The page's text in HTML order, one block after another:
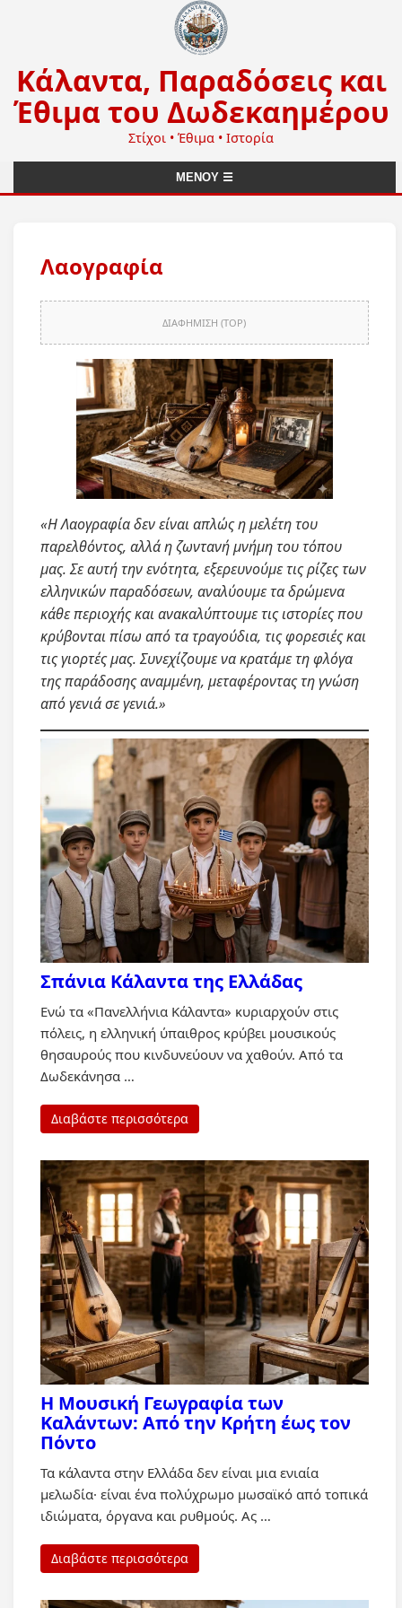
Κάλαντα, Παραδόσεις και
Έθιμα του Δωδεκαημέρου
Στίχοι • Έθιμα • Ιστορία
ΜΕΝΟΥ ☰
Λαογραφία
ΔΙΑΦΗΜΙΣΗ (TOP)
«Η Λαογραφία δεν είναι απλώς η μελέτη του
παρελθόντος, αλλά η ζωντανή μνήμη του τόπου
μας. Σε αυτή την ενότητα, εξερευνούμε τις ρίζες των
ελληνικών παραδόσεων, αναλύουμε τα δρώμενα
κάθε περιοχής και ανακαλύπτουμε τις ιστορίες που
κρύβονται πίσω από τα τραγούδια, τις φορεσιές και
τις γιορτές μας. Συνεχίζουμε να κρατάμε τη φλόγα
της παράδοσης αναμμένη, μεταφέροντας τη γνώση
από γενιά σε γενιά.»
Σπάνια Κάλαντα της Ελλάδας
Ενώ τα «Πανελλήνια Κάλαντα» κυριαρχούν στις
πόλεις, η ελληνική ύπαιθρος κρύβει μουσικούς
θησαυρούς που κινδυνεύουν να χαθούν. Από τα
Δωδεκάνησα …
Διαβάστε περισσότερα
Η Μουσική Γεωγραφία των
Καλάντων: Από την Κρήτη έως τον
Πόντο
Τα κάλαντα στην Ελλάδα δεν είναι μια ενιαία
μελωδία· είναι ένα πολύχρωμο μωσαϊκό από τοπικά
ιδιώματα, όργανα και ρυθμούς. Ας …
Διαβάστε περισσότερα